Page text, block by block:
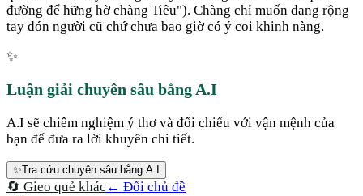
đường để hững hờ chàng Tiêu"). Chàng chỉ muốn dang rộng
tay đón người cũ chứ chưa bao giờ có ý coi khinh nàng.
✨
Luận giải chuyên sâu bằng A.I
A.I sẽ chiêm nghiệm ý thơ và đối chiếu với vận mệnh của
bạn để đưa ra lời khuyên chi tiết.
✨Tra cứu chuyên sâu bằng A.I
🔄 Gieo quẻ khác ← Đổi chủ đề